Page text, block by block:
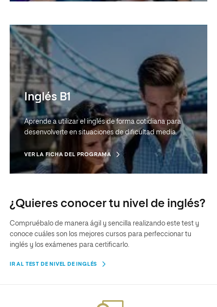
Inglés B2
Alcanza un manejo medio-alto del inglés para utilizarlo
en situaciones cotidianas como instrumento de
comunicación.
VER LA FICHA DEL PROGRAMA
Inglés B1
Aprende a utilizar el inglés de forma cotidiana para
desenvolverte en situaciones de dificultad media.
VER LA FICHA DEL PROGRAMA
Inglés A2
VER LA FICHA DEL PROGRAMA
¿Quieres conocer tu nivel de inglés?
Compruébalo de manera ágil y sencilla realizando este test y
conoce cuáles son los mejores cursos para perfeccionar tu
inglés y los exámenes para certificarlo.
IR AL TEST DE NIVEL DE INGLÉS